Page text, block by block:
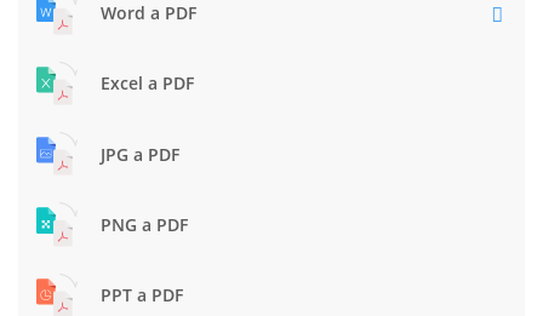
Word a PDF
Excel a PDF
JPG a PDF
PNG a PDF
PPT a PDF